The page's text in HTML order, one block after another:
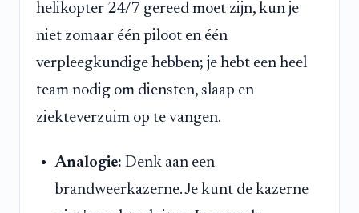
helikopter 24/7 gereed moet zijn, kun je
niet zomaar één piloot en één
verpleegkundige hebben; je hebt een heel
team nodig om diensten, slaap en
ziekteverzuim op te vangen.
Analogie: Denk aan een
brandweerkazerne. Je kunt de kazerne